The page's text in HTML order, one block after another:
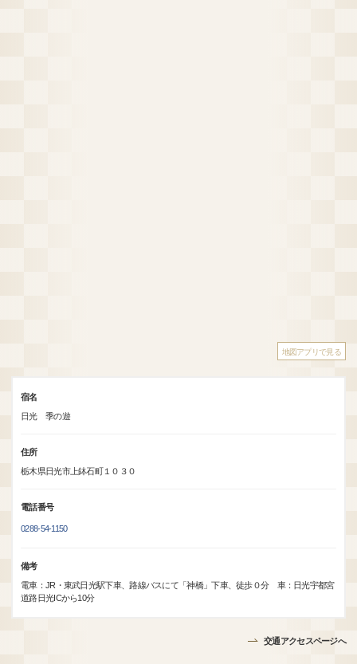
地図アプリで見る
宿名
日光 季の遊
住所
栃木県日光市上鉢石町１０３０
電話番号
0288-54-1150
備考
電車：JR・東武日光駅下車、路線バスにて「神橋」下車、徒歩０分 車：日光宇都宮
道路日光ICから10分
交通アクセスページへ